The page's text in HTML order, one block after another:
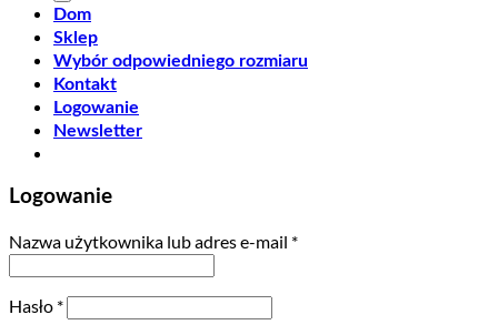
Dom
Sklep
Wybór odpowiedniego rozmiaru
Kontakt
Logowanie
Newsletter
Logowanie
Nazwa użytkownika lub adres e-mail *
Hasło *